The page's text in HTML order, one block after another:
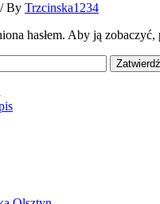
/ By Trzcinska1234
hasłem. Aby ją zobaczyć,